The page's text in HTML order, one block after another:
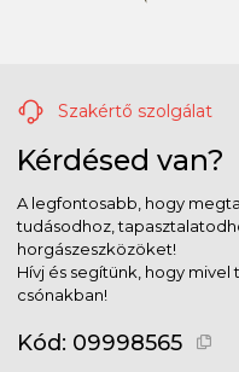
Szakértő szolgálat
Kérdésed van?
A legfontosabb, hogy
tudásodhoz,
horgászeszközöket!
Hívj és segítünk, hogy mivel
csónakban!
Kód: 09998565